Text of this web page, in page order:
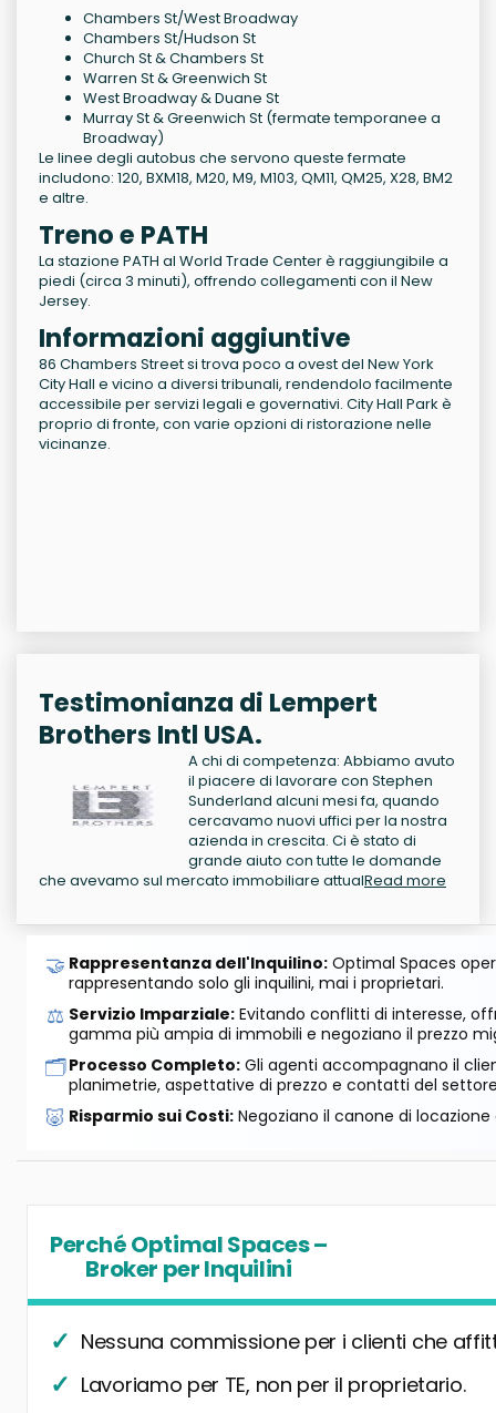
Chambers St/West Broadway
Chambers St/Hudson St
Church St & Chambers St
Warren St & Greenwich St
West Broadway & Duane St
Murray St & Greenwich St (fermate temporanee a
Broadway)
Le linee degli autobus che servono queste fermate
includono: 120, BXM18, M20, M9, M103, QM11, QM25, X28, BM2
e altre.
Treno e PATH
La stazione PATH al World Trade Center è raggiungibile a
piedi (circa 3 minuti), offrendo collegamenti con il New
Jersey.
Informazioni aggiuntive
86 Chambers Street si trova poco a ovest del New York
City Hall e vicino a diversi tribunali, rendendolo facilmente
accessibile per servizi legali e governativi. City Hall Park è
proprio di fronte, con varie opzioni di ristorazione nelle
vicinanze.
Testimonianza di Lempert
Brothers Intl USA.
A chi di competenza: Abbiamo avuto
il piacere di lavorare con Stephen
Sunderland alcuni mesi fa, quando
cercavamo nuovi uffici per la nostra
azienda in crescita. Ci è stato di
grande aiuto con tutte le domande
che avevamo sul mercato immobiliare attualRead more
🤝 Rappresentanza dell'Inquilino: Optimal Spaces
rappresentando solo gli inquilini, mai i proprietari.
⚖️ Servizio Imparziale: Evitando conflitti di interesse,
gamma più ampia di immobili e negoziano il prezzo
🗂️Processo Completo: Gli agenti accompagnano il
planimetrie, aspettative di prezzo e contatti del
🐷 Risparmio sui Costi: Negoziano il canone di
Perché Optimal Spaces –
Broker per Inquilini
Nessuna commissione per i clienti che
Lavoriamo per TE, non per il proprietario.